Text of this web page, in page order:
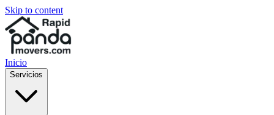
Skip to content
Inicio
Servicios